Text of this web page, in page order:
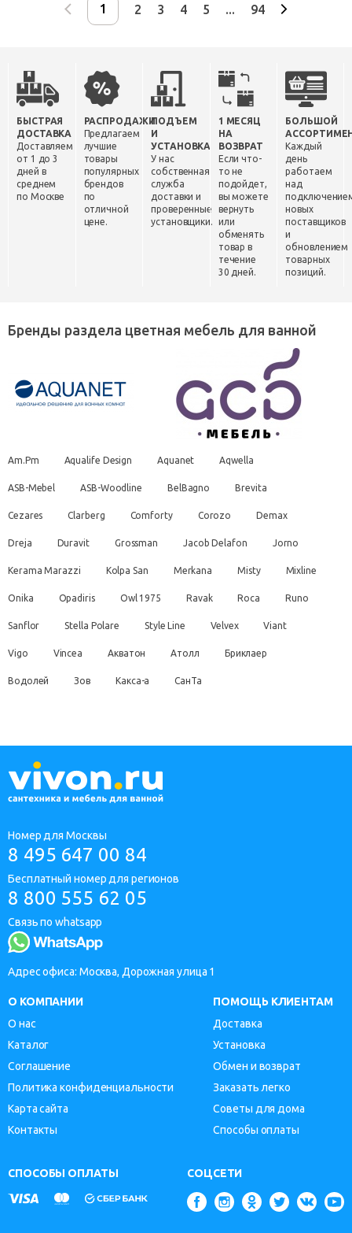
2 3 4 5 ... 94
БЫСТРАЯ
ДОСТАВКА
Доставляем
от 1 до 3
дней в
среднем
по Москве
РАСПРОДАЖИ
Предлагаем
лучшие
товары
популярных
брендов
по
отличной
цене.
ПОДЪЕМ
И
УСТАНОВКА
У нас
собственная
служба
доставки и
проверенные
установщики.
1 МЕСЯЦ
НА
ВОЗВРАТ
Если что-
то не
подойдет,
вы можете
вернуть
или
обменять
товар в
течение
30 дней.
БОЛЬШОЙ
Каждый
день
работаем
над
новых
поставщиков
и
обновлением
товарных
позиций.
Бренды раздела цветная мебель для ванной
Am.Pm Aqualife Design Aquanet Aqwella
ASB-Mebel ASB-Woodline BelBagno Brevita
Cezares Clarberg Comforty Corozo Demax
Dreja Duravit Grossman Jacob Delafon Jorno
Kerama Marazzi Kolpa San Merkana Misty Mixline
Onika Opadiris Owl 1975 Ravak Roca Runo
Sanflor Stella Polare Style Line Velvex Viant
Vigo Vincea Акватон Атолл Бриклаер
Водолей Зов Какса-а СанТа
Номер для Москвы
8 495 647 00 84
Бесплатный номер для регионов
8 800 555 62 05
Связь по whatsapp
Адрес офиса: Москва, Дорожная улица 1
О КОМПАНИИ
О нас
Каталог
Соглашение
Политика конфиденциальности
Карта сайта
Контакты
ПОМОЩЬ КЛИЕНТАМ
Доставка
Установка
Обмен и возврат
Заказать легко
Советы для дома
Способы оплаты
СПОСОБЫ ОПЛАТЫ СОЦСЕТИ